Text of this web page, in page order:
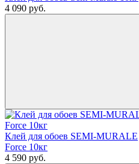
4 090 руб.
Клей для обоев SEMI-MURALE
Force 10кг
4 590 руб.